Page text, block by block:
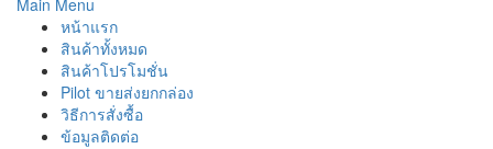
Main Menu
หน้าแรก
สินค้าทั้งหมด
สินค้าโปรโมชั่น
Pilot ขายส่งยกกล่อง
วิธีการสั่งซื้อ
ข้อมูลติดต่อ